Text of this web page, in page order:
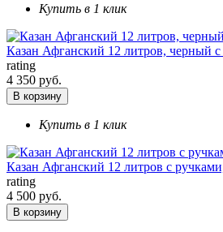
Купить в 1 клик
Казан Афганский 12 литров, черный
rating
4 350 руб.
В корзину
Купить в 1 клик
Казан Афганский 12 литров с
rating
4 500 руб.
В корзину